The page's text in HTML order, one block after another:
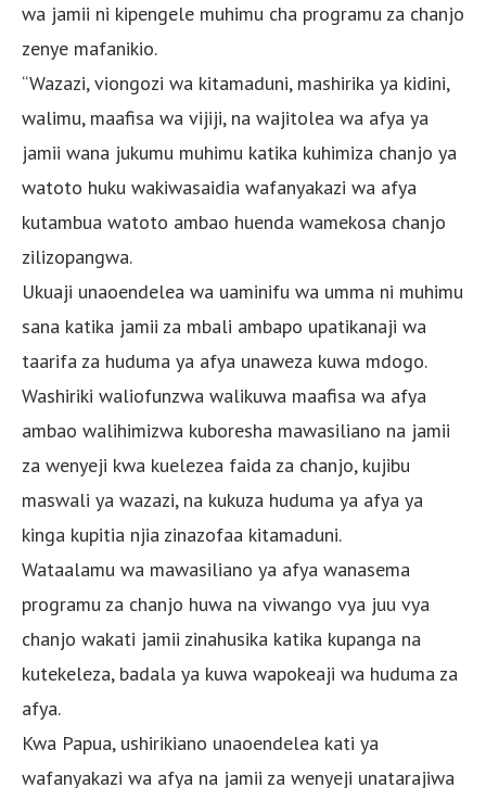
wa jamii ni kipengele muhimu cha programu za chanjo
zenye mafanikio.
“Wazazi, viongozi wa kitamaduni, mashirika ya kidini,
walimu, maafisa wa vijiji, na wajitolea wa afya ya
jamii wana jukumu muhimu katika kuhimiza chanjo ya
watoto huku wakiwasaidia wafanyakazi wa afya
kutambua watoto ambao huenda wamekosa chanjo
zilizopangwa.
Ukuaji unaoendelea wa uaminifu wa umma ni muhimu
sana katika jamii za mbali ambapo upatikanaji wa
taarifa za huduma ya afya unaweza kuwa mdogo.
Washiriki waliofunzwa walikuwa maafisa wa afya
ambao walihimizwa kuboresha mawasiliano na jamii
za wenyeji kwa kuelezea faida za chanjo, kujibu
maswali ya wazazi, na kukuza huduma ya afya ya
kinga kupitia njia zinazofaa kitamaduni.
Wataalamu wa mawasiliano ya afya wanasema
programu za chanjo huwa na viwango vya juu vya
chanjo wakati jamii zinahusika katika kupanga na
kutekeleza, badala ya kuwa wapokeaji wa huduma za
afya.
Kwa Papua, ushirikiano unaoendelea kati ya
wafanyakazi wa afya na jamii za wenyeji unatarajiwa